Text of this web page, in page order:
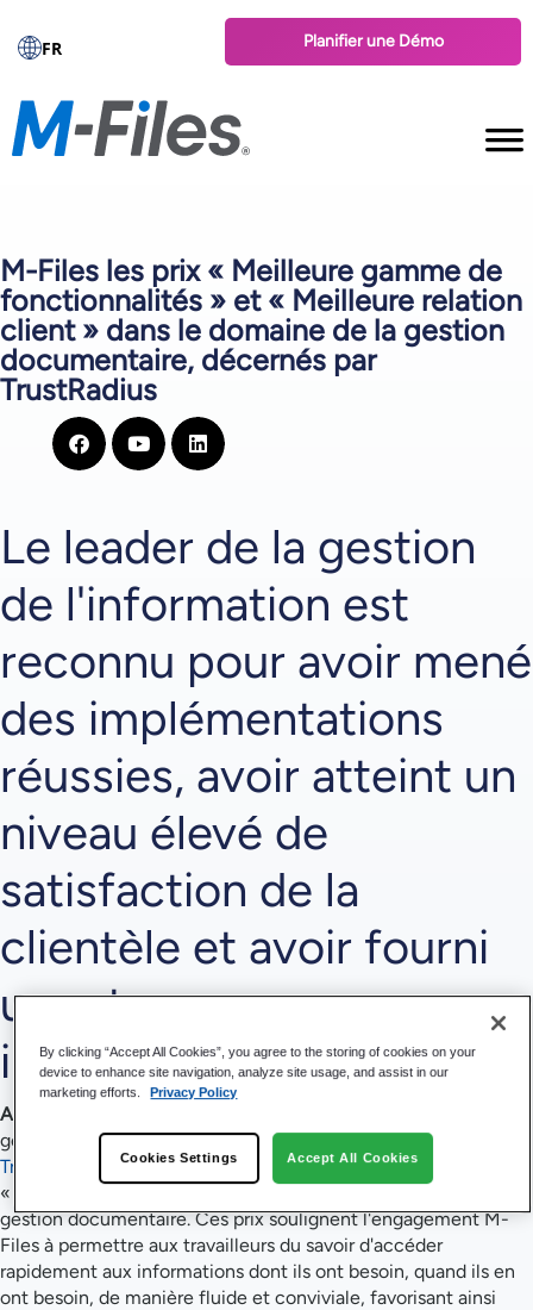
FR Planifier une Démo
M-Files les prix « Meilleure gamme de
fonctionnalités » et « Meilleure relation
client » dans le domaine de la gestion
documentaire, décernés par
TrustRadius
Le leader de la gestion
de l'information est
reconnu pour avoir mené
des implémentations
réussies, avoir atteint un
niveau élevé de
satisfaction de la
clientèle et avoir fourni
un retour sur
investissement.
AUSTIN, Texas – 3 août 2022
gestion de l'information, a annoncé aujourd'hui que
TrustRadius
lui a décerné les prix « Best Feature Set 2022 » et
« Best Relationship Award 2022 » dans le domaine de la
gestion documentaire. Ces prix soulignent l'engagement M-
Files à permettre aux travailleurs du savoir d'accéder
rapidement aux informations dont ils ont besoin, quand ils en
ont besoin, de manière fluide et conviviale, favorisant ainsi
By clicking “Accept All Cookies”, you agree to the storing of cookies on your
device to enhance site navigation, analyze site usage, and assist in our
marketing efforts.
Privacy Policy
Cookies Settings Accept All Cookies